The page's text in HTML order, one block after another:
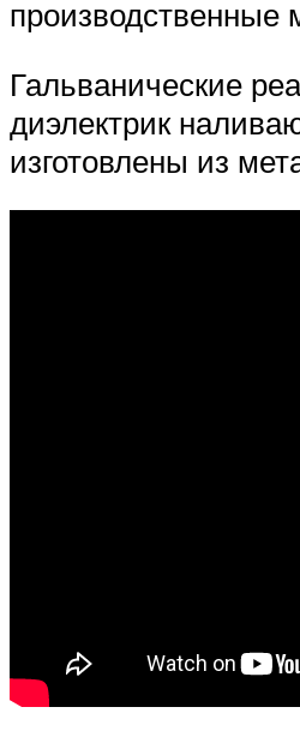
производственные
Гальванические
диэлектрик
изготовлены из